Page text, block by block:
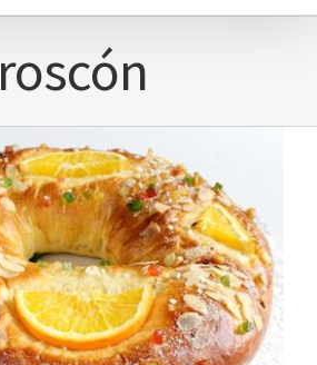
roscón